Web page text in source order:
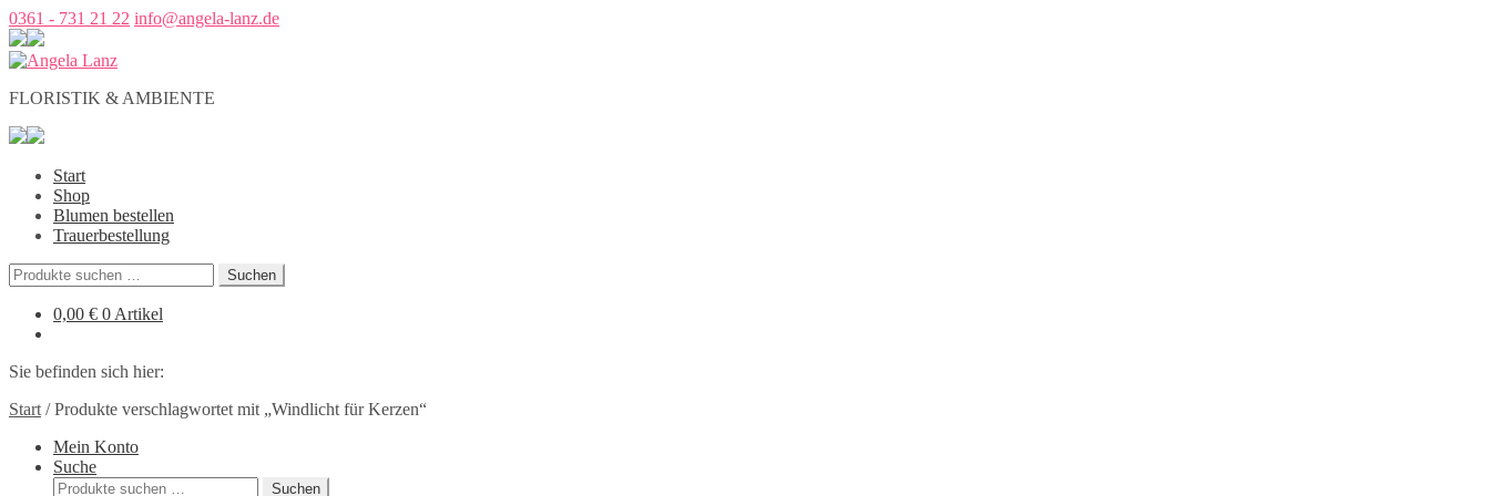
0361 - 731 21 22 info@angela-lanz.de
FLORISTIK & AMBIENTE
Start
Shop
Blumen bestellen
Trauerbestellung
Suchen
nach:
Suchen
0,00 € 0 Artikel
Sie befinden sich hier:
Start /Produkte verschlagwortet mit „Windlicht für Kerzen“
Mein Konto
Suche
Suchen
Suchen